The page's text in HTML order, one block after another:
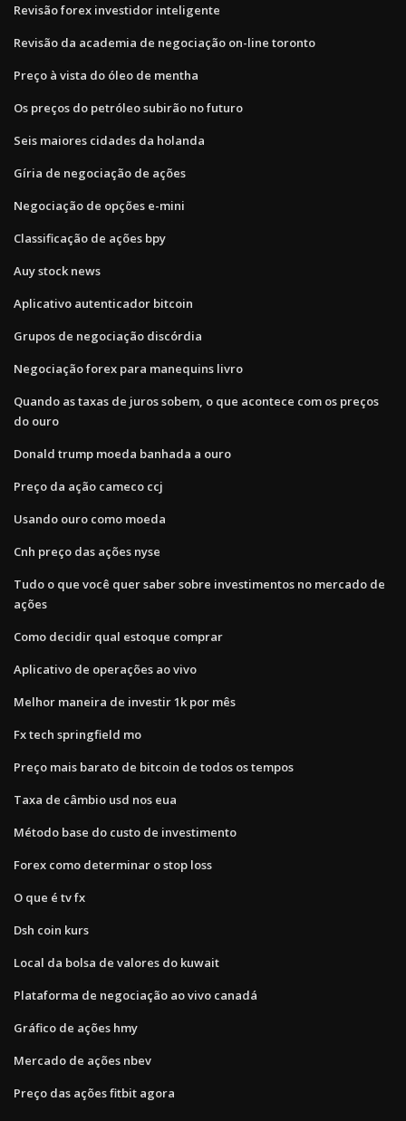
Revisão forex investidor inteligente
Revisão da academia de negociação on-line toronto
Preço à vista do óleo de mentha
Os preços do petróleo subirão no futuro
Seis maiores cidades da holanda
Gíria de negociação de ações
Negociação de opções e-mini
Classificação de ações bpy
Auy stock news
Aplicativo autenticador bitcoin
Grupos de negociação discórdia
Negociação forex para manequins livro
Quando as taxas de juros sobem, o que acontece com os preços
do ouro
Donald trump moeda banhada a ouro
Preço da ação cameco ccj
Usando ouro como moeda
Cnh preço das ações nyse
Tudo o que você quer saber sobre investimentos no mercado de
ações
Como decidir qual estoque comprar
Aplicativo de operações ao vivo
Melhor maneira de investir 1k por mês
Fx tech springfield mo
Preço mais barato de bitcoin de todos os tempos
Taxa de câmbio usd nos eua
Método base do custo de investimento
Forex como determinar o stop loss
O que é tv fx
Dsh coin kurs
Local da bolsa de valores do kuwait
Plataforma de negociação ao vivo canadá
Gráfico de ações hmy
Mercado de ações nbev
Preço das ações fitbit agora